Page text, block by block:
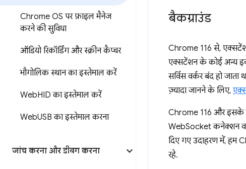
Chrome OS पर फ़ाइल मैनेज
करने की सुविधा
ऑडियो रिकॉर्डिंग और स्क्रीन कैप्चर
भौगोलिक स्थान का इस्तेमाल करें
WebHID का इस्तेमाल करें
WebUSB का इस्तेमाल करना
जांच करना और डीबग करना
बैकग्राउंड
Chrome 116 से,
एक्सटेंशन के कोई अन्य
सर्विस वर्कर बंद हो
ज़्यादा जानने के लिए,
Chrome 116 और इसके
WebSocket कनेक्शन
दिए गए उदाहरण में, हम
रहे.